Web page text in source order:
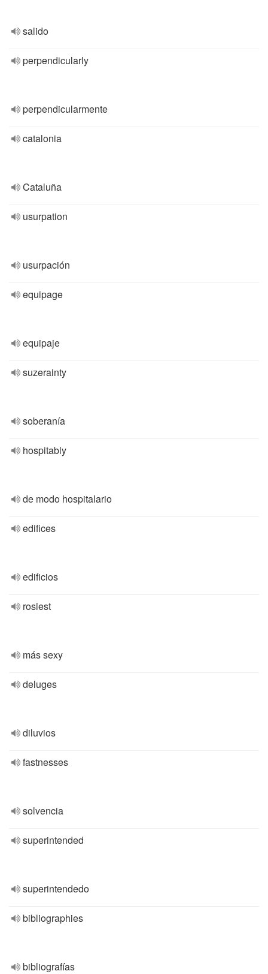
salido
perpendicularly
perpendicularmente
catalonia
Cataluña
usurpation
usurpación
equipage
equipaje
suzerainty
soberanía
hospitably
de modo hospitalario
edifices
edificios
rosiest
más sexy
deluges
diluvios
fastnesses
solvencia
superintended
superintendedo
bibliographies
bibliografías